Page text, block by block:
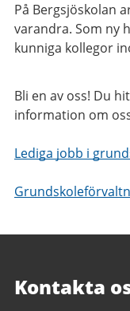
På Bergsjöskolan
varandra. Som ny
kunniga kollegor
Bli en av oss! Du
information om
Lediga jobb i
Kontakta